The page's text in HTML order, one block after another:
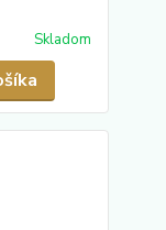
Skladom